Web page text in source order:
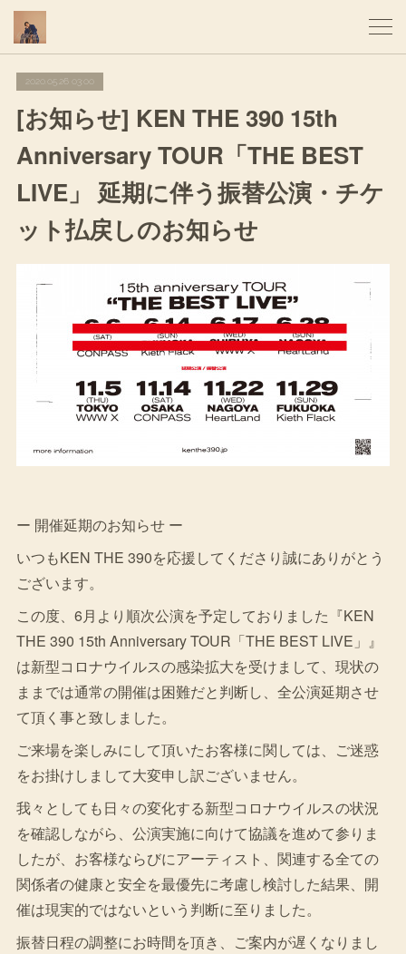
2020.05.26 03:00
[お知らせ] KEN THE 390 15th
Anniversary TOUR「THE BEST
LIVE」 延期に伴う振替公演・チケ
ット払戻しのお知らせ
ー 開催延期のお知らせ ー
いつもKEN THE 390を応援してくださり誠にありがとう
ございます。
この度、6月より順次公演を予定しておりました『KEN
THE 390 15th Anniversary TOUR「THE BEST LIVE」』
は新型コロナウイルスの感染拡大を受けまして、現状の
ままでは通常の開催は困難だと判断し、全公演延期させ
て頂く事と致しました。
ご来場を楽しみにして頂いたお客様に関しては、ご迷惑
をお掛けしまして大変申し訳ございません。
我々としても日々の変化する新型コロナウイルスの状況
を確認しながら、公演実施に向けて協議を進めて参りま
したが、お客様ならびにアーティスト、関連する全ての
関係者の健康と安全を最優先に考慮し検討した結果、開
催は現実的ではないという判断に至りました。
振替日程の調整にお時間を頂き、ご案内が遅くなりまし